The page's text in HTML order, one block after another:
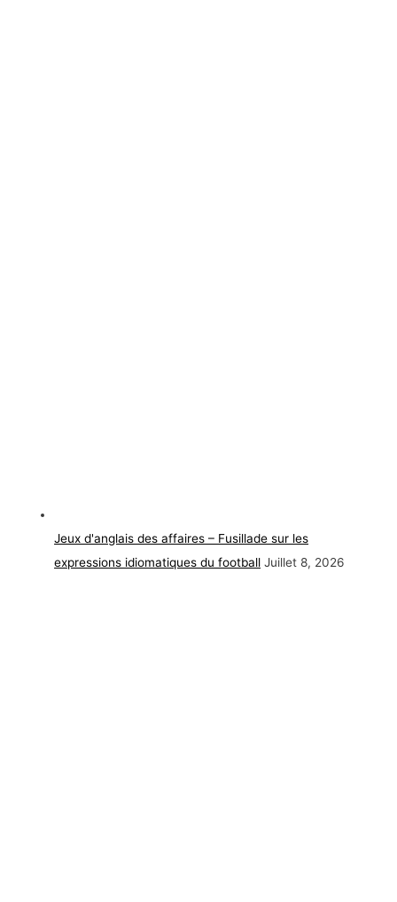
Jeux d'anglais des affaires – Fusillade sur les
expressions idiomatiques du football Juillet 8, 2026